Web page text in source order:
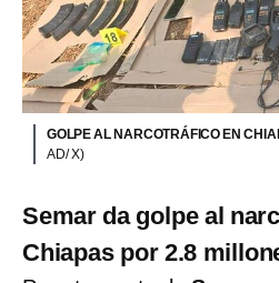
GOLPE AL NARCOTRÁFICO EN
AD/ X)
Semar da golpe al
Chiapas por 2.8